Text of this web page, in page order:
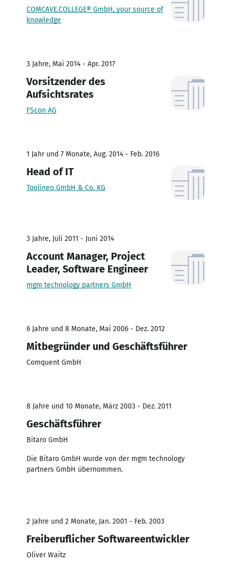
COMCAVE.COLLEGE® GmbH, your source of
knowledge
3 Jahre, Mai 2014 - Apr. 2017
Vorsitzender des
Aufsichtsrates
FScon AG
1 Jahr und 7 Monate, Aug. 2014 - Feb. 2016
Head of IT
Toolineo GmbH & Co. KG
3 Jahre, Juli 2011 - Juni 2014
Account Manager, Project
Leader, Software Engineer
mgm technology partners GmbH
6 Jahre und 8 Monate, Mai 2006 - Dez. 2012
Mitbegründer und Geschäftsführer
Comquent GmbH
8 Jahre und 10 Monate, März 2003 - Dez. 2011
Geschäftsführer
Bitaro GmbH
Die Bitaro GmbH wurde von der mgm technology
partners GmbH übernommen.
2 Jahre und 2 Monate, Jan. 2001 - Feb. 2003
Freiberuflicher Softwareentwickler
Oliver Waitz